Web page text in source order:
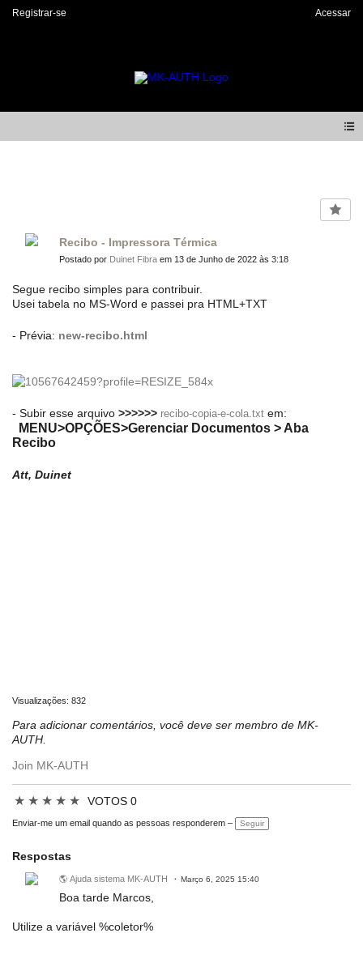
Registrar-se Acessar
Recibo - Impressora Térmica
Postado por Duinet Fibra em 13 de Junho de 2022 às 3:18
Segue recibo simples para contribuir.
Usei tabela no MS-Word e passei pra HTML+TXT
- Prévia: new-recibo.html
- Subir esse arquivo >>>>>> recibo-copia-e-cola.txt em:
MENU>OPÇÕES>Gerenciar Documentos > Aba
Recibo
Att, Duinet
Visualizações: 832
Para adicionar comentários, você deve ser membro de MK-
AUTH.
Join MK-AUTH
★ ★ ★ ★ ★ VOTOS 0
Enviar-me um email quando as pessoas responderem – Seguir
Respostas
🌎 Ajuda sistema MK-AUTH Março 6, 2025 15:40
Boa tarde Marcos,
Utilize a variável %coletor%